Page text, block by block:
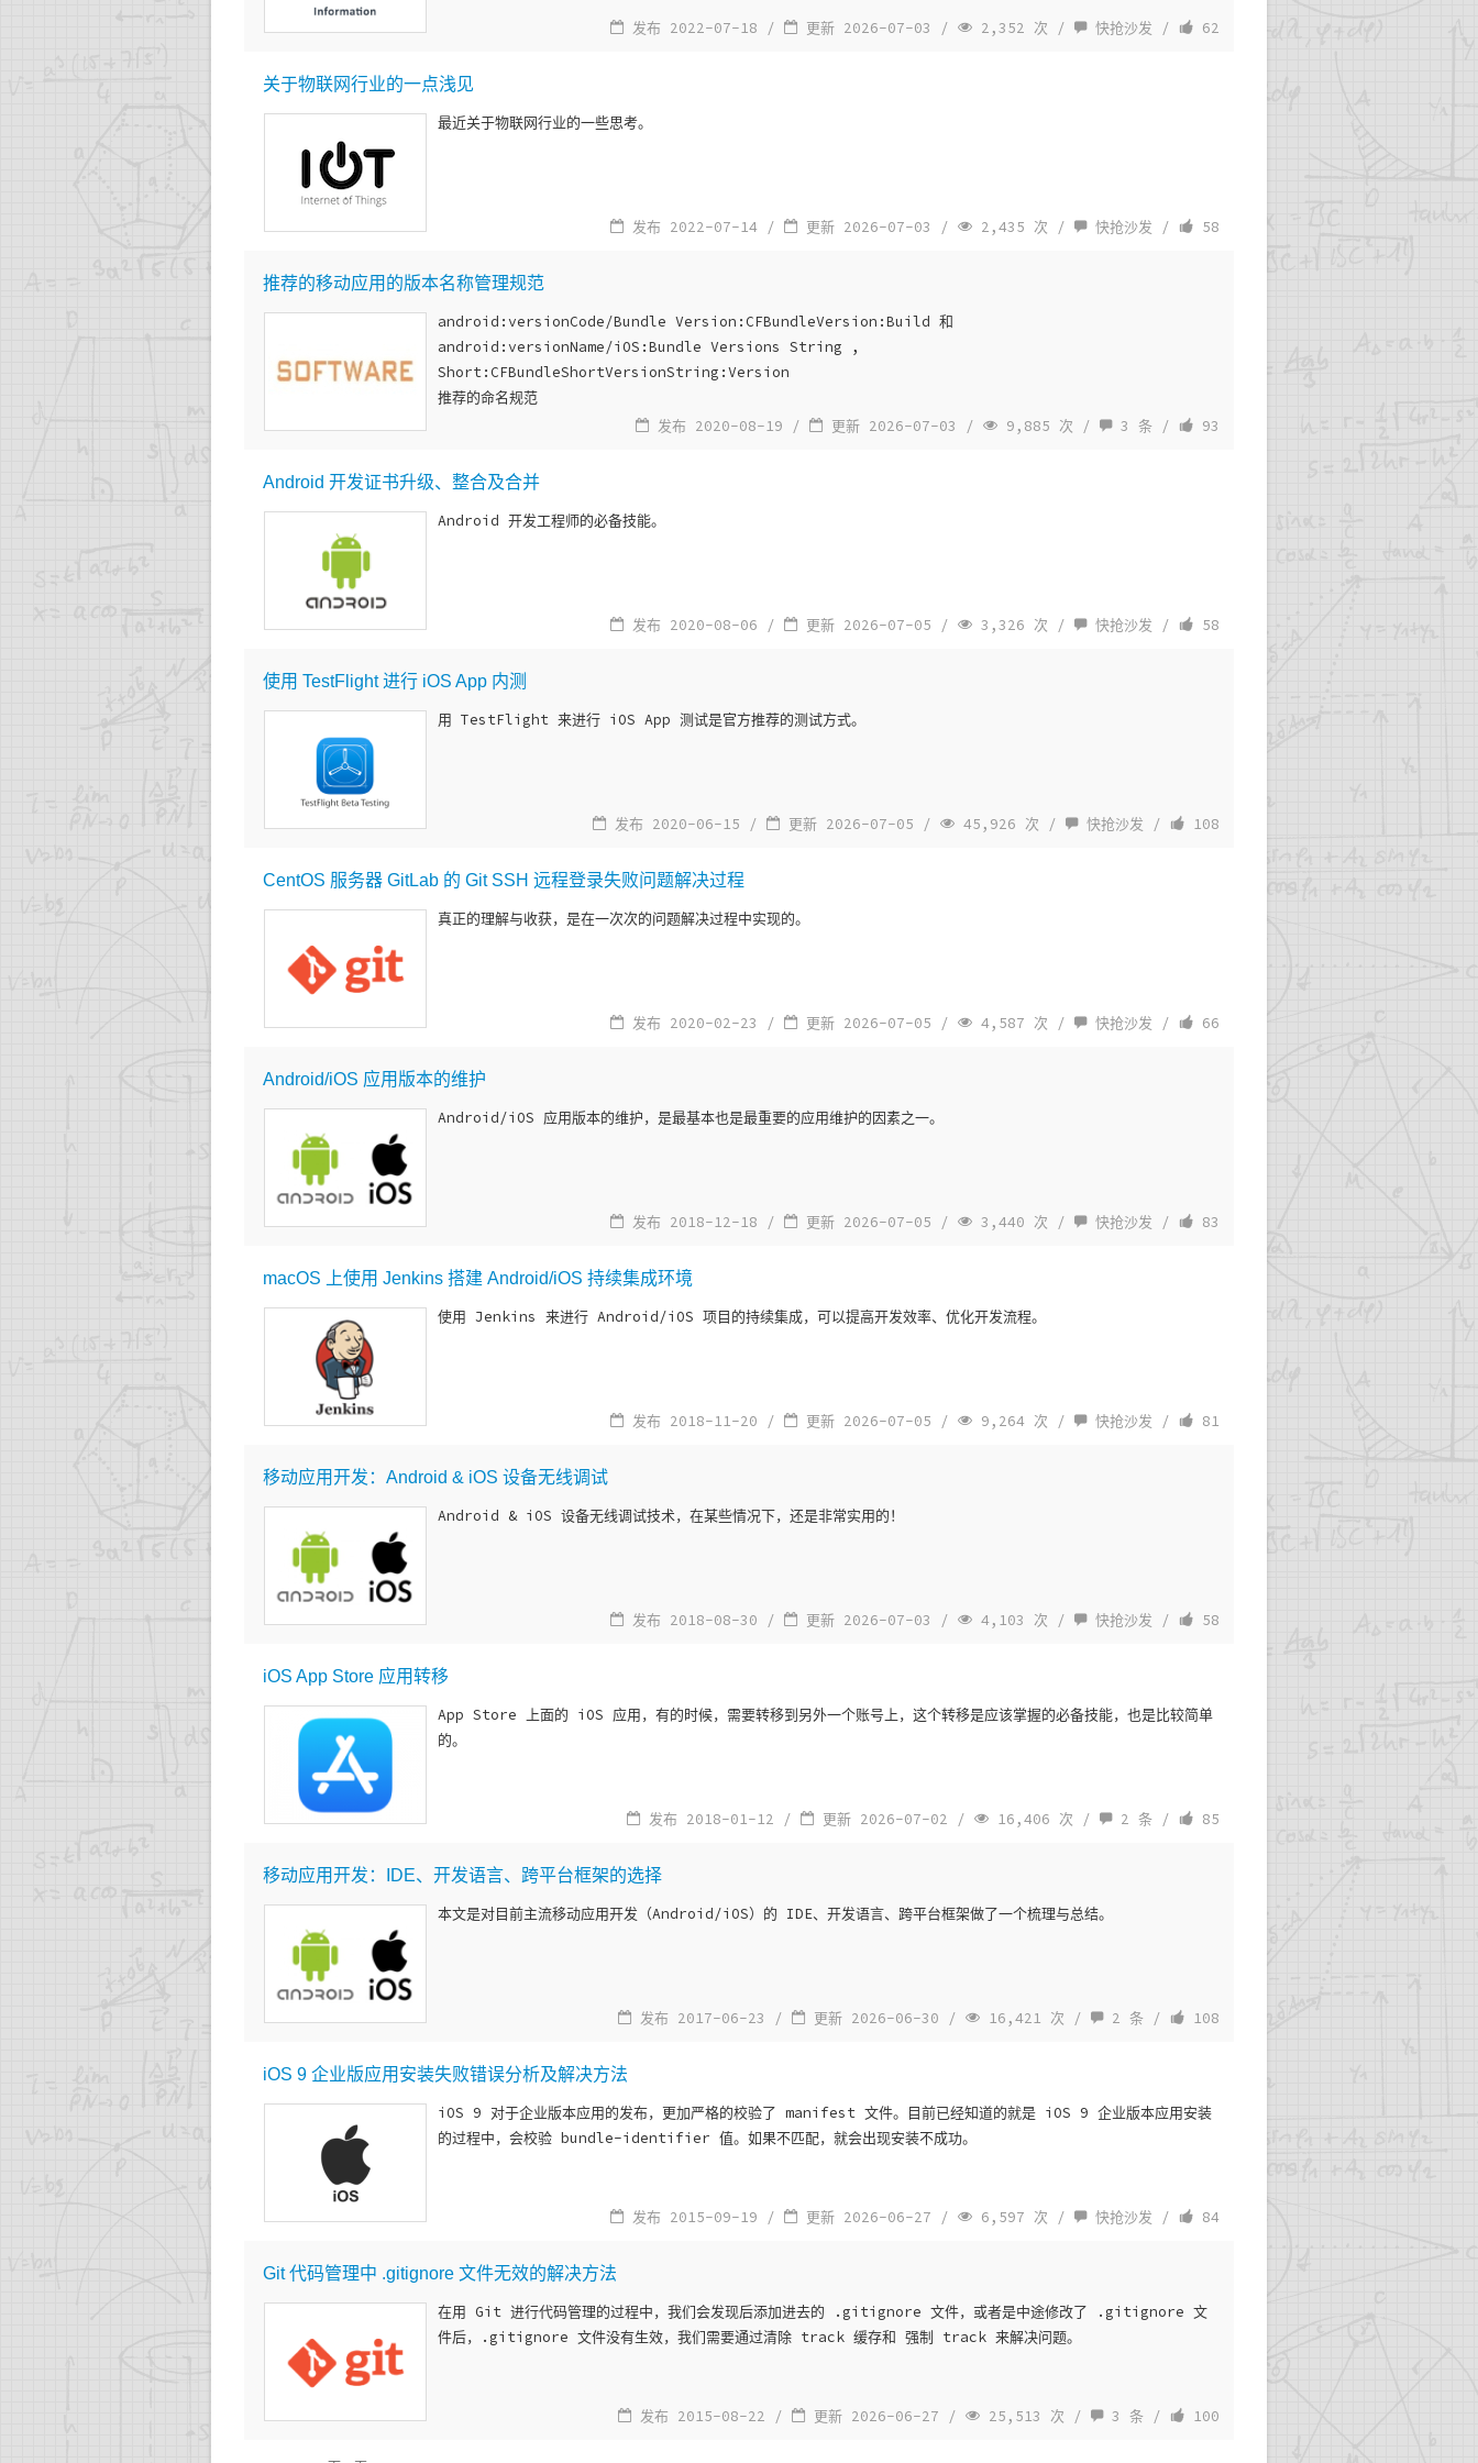
发布 2022-07-18 / 更新 2026-07-03 / 2,352 次 / 快抢沙发 / 62
关于物联网行业的一点浅见
最近关于物联网行业的一些思考。
发布 2022-07-14 / 更新 2026-07-03 / 2,435 次 / 快抢沙发 / 58
推荐的移动应用的版本名称管理规范
android:versionCode/Bundle Version:CFBundleVersion:Build 和
android:versionName/iOS:Bundle Versions String ,
Short:CFBundleShortVersionString:Version
推荐的命名规范
发布 2020-08-19 /
更新 2026-07-03 / 9,885 次 / 3 条 / 93
Android 开发证书升级、整合及合并
Android 开发工程师的必备技能。
发布 2020-08-06 / 更新 2026-07-05 / 3,326 次 / 快抢沙发 / 58
使用 TestFlight 进行 iOS App 内测
用 TestFlight 来进行 iOS App 测试是官方推荐的测试方式。
发布 2020-06-15 / 更新 2026-07-05 / 45,926 次 / 快抢沙发 / 108
CentOS 服务器 GitLab 的 Git SSH 远程登录失败问题解决过程
真正的理解与收获，是在一次次的问题解决过程中实现的。
发布 2020-02-23 / 更新 2026-07-05 / 4,587 次 / 快抢沙发 / 66
Android/iOS 应用版本的维护
Android/iOS 应用版本的维护，是最基本也是最重要的应用维护的因素之一。
发布 2018-12-18 / 更新 2026-07-05 / 3,440 次 / 快抢沙发 / 83
macOS 上使用 Jenkins 搭建 Android/iOS 持续集成环境
使用 Jenkins 来进行 Android/iOS 项目的持续集成，可以提高开发效率、优化开发流程。
发布 2018-11-20 / 更新 2026-07-05 / 9,264 次 / 快抢沙发 / 81
移动应用开发：Android & iOS 设备无线调试
Android & iOS 设备无线调试技术，在某些情况下，还是非常实用的！
发布 2018-08-30 / 更新 2026-07-03 / 4,103 次 / 快抢沙发 / 58
iOS App Store 应用转移
App Store 上面的 iOS 应用，有的时候，需要转移到另外一个账号上，这个转移是应该掌握的必备技能，也是比较简单
的。
发布 2018-01-12 / 更新 2026-07-02 / 16,406 次 / 2 条 / 85
移动应用开发：IDE、开发语言、跨平台框架的选择
本文是对目前主流移动应用开发（Android/iOS）的 IDE、开发语言、跨平台框架做了一个梳理与总结。
发布 2017-06-23 / 更新 2026-06-30 / 16,421 次 / 2 条 / 108
iOS 9 企业版应用安装失败错误分析及解决方法
iOS 9 对于企业版本应用的发布，更加严格的校验了 manifest 文件。目前已经知道的就是 iOS 9 企业版本应用安装
的过程中，会校验 bundle-identifier 值。如果不匹配，就会出现安装不成功。
发布 2015-09-19 / 更新 2026-06-27 / 6,597 次 / 快抢沙发 / 84
Git 代码管理中 .gitignore 文件无效的解决方法
在用 Git 进行代码管理的过程中，我们会发现后添加进去的 .gitignore 文件，或者是中途修改了 .gitignore 文
件后，.gitignore 文件没有生效，我们需要通过清除 track 缓存和 强制 track 来解决问题。
发布 2015-08-22 / 更新 2026-06-27 / 25,513 次 / 3 条 / 100